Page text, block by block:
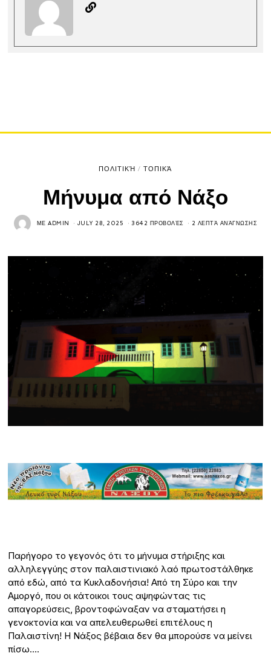
ΠΟΛΙΤΙΚΉ / ΤΟΠΙΚΆ
Μήνυμα από Νάξο
ΜΕADMIN JULY 28, 2025 3642 ΠΡΟΒΟΛΈΣ 2 ΛΕΠΤΆ ΑΝΆΓΝΩΣΗΣ
Παρήγορο το γεγονός ότι το μήνυμα στήριξης και
αλληλεγγύης στον παλαιστινιακό λαό πρωτοστάλθηκε
από εδώ, από τα Κυκλαδονήσια! Από τη Σύρο και την
Αμοργό, που οι κάτοικοι τους αψηφώντας τις
απαγορεύσεις, βροντοφώναξαν να σταματήσει η
γενοκτονία και να απελευθερωθεί επιτέλους η
Παλαιστίνη! Η Νάξος βέβαια δεν θα μπορούσε να μείνει
πίσω….